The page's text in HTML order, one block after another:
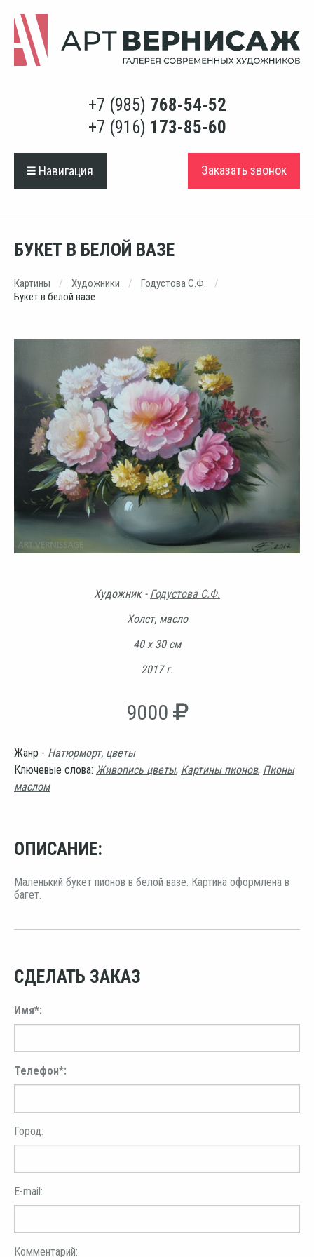
+7 (985) 768-54-52
+7 (916) 173-85-60
Навигация Заказать звонок
БУКЕТ В БЕЛОЙ ВАЗЕ
Картины Художники
Годустова С.Ф.
Букет в белой вазе
Художник - Годустова С.Ф.
Холст, масло
40 х 30 см
2017 г.
9000
Жанр - Натюрморт, цветы
Ключевые слова: Живопись цветы, Картины пионов, Пионы
маслом
ОПИСАНИЕ:
Маленький букет пионов в белой вазе. Картина оформлена в
багет.
СДЕЛАТЬ ЗАКАЗ
Имя*:
Телефон*:
Город:
E-mail:
Комментарий: